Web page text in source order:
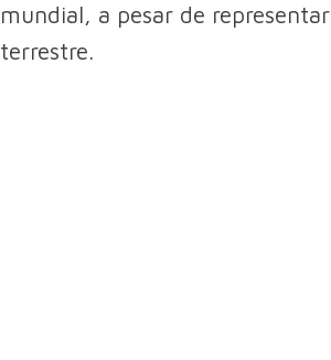
mundial, a pesar de
terrestre.